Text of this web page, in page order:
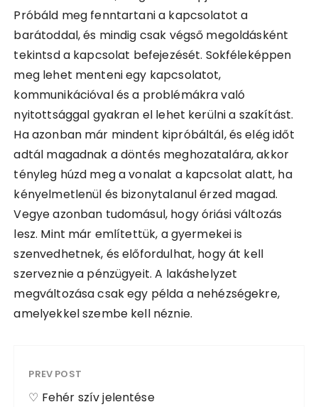
Próbáld meg fenntartani a kapcsolatot a
barátoddal, és mindig csak végső megoldásként
tekintsd a kapcsolat befejezését. Sokféleképpen
meg lehet menteni egy kapcsolatot,
kommunikációval és a problémákra való
nyitottsággal gyakran el lehet kerülni a szakítást.
Ha azonban már mindent kipróbáltál, és elég időt
adtál magadnak a döntés meghozatalára, akkor
tényleg húzd meg a vonalat a kapcsolat alatt, ha
kényelmetlenül és bizonytalanul érzed magad.
Vegye azonban tudomásul, hogy óriási változás
lesz. Mint már említettük, a gyermekei is
szenvedhetnek, és előfordulhat, hogy át kell
szerveznie a pénzügyeit. A lakáshelyzet
megváltozása csak egy példa a nehézségekre,
amelyekkel szembe kell néznie.
PREV POST
♡ Fehér szív jelentése